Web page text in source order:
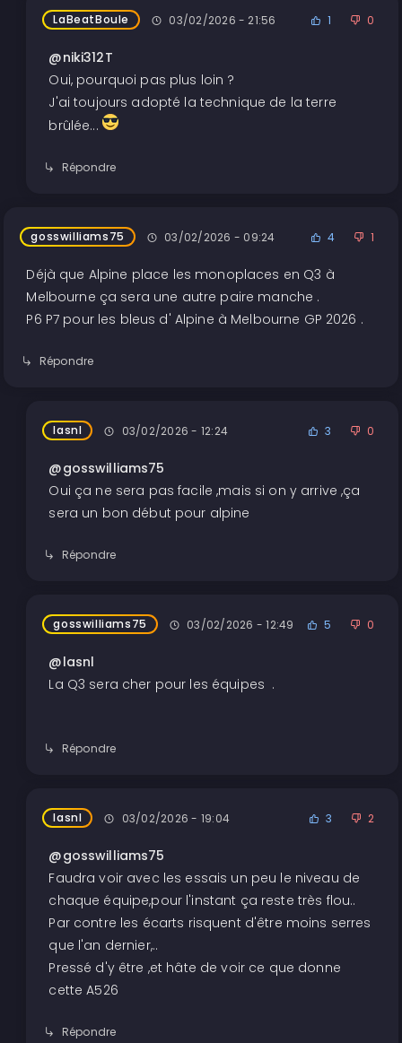
LaBeatBoule 03/02/2026 - 21:56 1 0
@niki312T
Oui, pourquoi pas plus loin ?
J'ai toujours adopté la technique de la terre
brûlée...
Répondre
gosswilliams75 03/02/2026 - 09:24 4 1
Déjà que Alpine place les monoplaces en Q3 à
Melbourne ça sera une autre paire manche .
P6 P7 pour les bleus d' Alpine à Melbourne GP 2026 .
Répondre
lasnl 03/02/2026 - 12:24 3 0
@gosswilliams75
Oui ça ne sera pas facile ,mais si on y arrive ,ça
sera un bon début pour alpine
Répondre
gosswilliams75 03/02/2026 - 12:49 5 0
@lasnl
La Q3 sera cher pour les équipes .
Répondre
lasnl 03/02/2026 - 19:04 3 2
@gosswilliams75
Faudra voir avec les essais un peu le niveau de
chaque équipe,pour l'instant ça reste très flou..
Par contre les écarts risquent d'être moins serres
que l'an dernier,..
Pressé d'y être ,et hâte de voir ce que donne
cette A526
Répondre